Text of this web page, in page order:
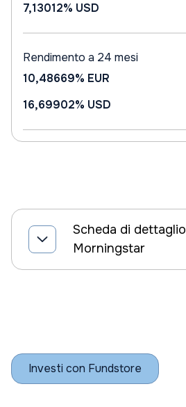
7,13012% USD
Rendimento a 24 mesi
10,48669% EUR
16,69902% USD
Scheda di dettaglio
Morningstar
Investi con Fundstore